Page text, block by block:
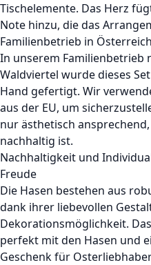
Tischelemente. Das Herz
Note hinzu, die das
Familienbetrieb in
In unserem Familienbetrieb
Waldviertel wurde dieses
Hand gefertigt. Wir
aus der EU, um
nur ästhetisch
nachhaltig ist.
Nachhaltigkeit und
Freude
Die Hasen bestehen aus
dank ihrer liebevollen
Dekorationsmöglichkeit.
perfekt mit den Hasen und
Geschenk für